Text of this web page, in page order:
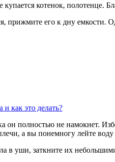
котенок, полотенце.
прижмите его к дну емкости.
как это делать?
он полностью не намокнет.
а вы понемногу лейте воду
в уши, заткните их